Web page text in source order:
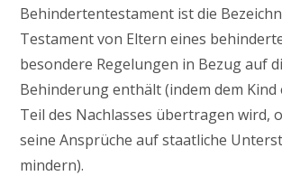
Behindertentestament ist die
Testament von Eltern eines
besondere Regelungen in Bezug auf
Behinderung enthält (indem dem
Teil des Nachlasses übertragen wird,
seine Ansprüche auf staatliche
mindern).